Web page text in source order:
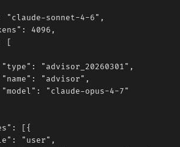
"claude-sonnet-4-6",
4096,
[
"advisor_20260301",
"advisor",
"claude-opus-4-7"
[{
"user",